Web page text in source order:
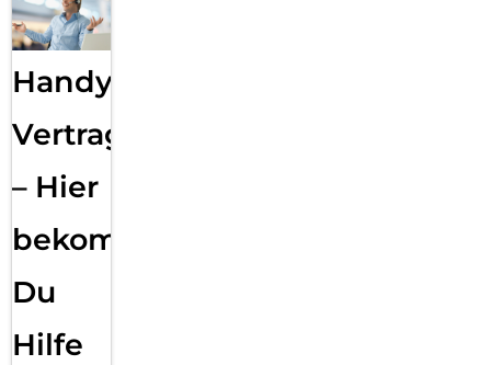
Handy
Vertragsabwicklung
– Hier
bekommst
Du
Hilfe